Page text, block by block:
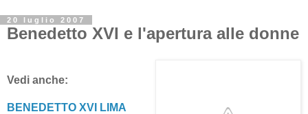
20 luglio 2007
Benedetto XVI e l'apertura alle donne
Vedi anche:
BENEDETTO XVI LIMA